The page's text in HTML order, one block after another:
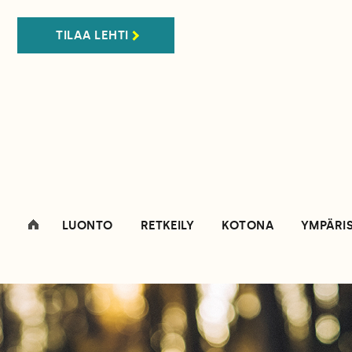
TILAA LEHTI
LUONTO RETKEILY KOTONA